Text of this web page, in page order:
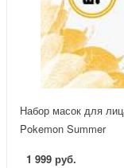
Набор масок для
Pokemon Summer
1 999 руб.